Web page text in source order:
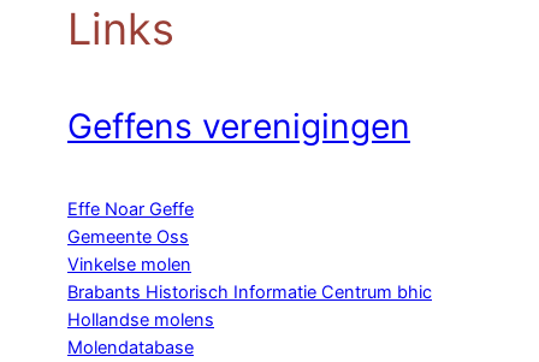
Links
Geffens verenigingen
Effe Noar Geffe
Gemeente Oss
Vinkelse molen
Brabants Historisch Informatie Centrum bhic
Hollandse molens
Molendatabase